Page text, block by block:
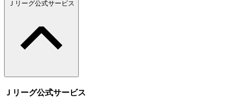
Ｊリーグ公式サービス
Ｊリーグ公式サービス